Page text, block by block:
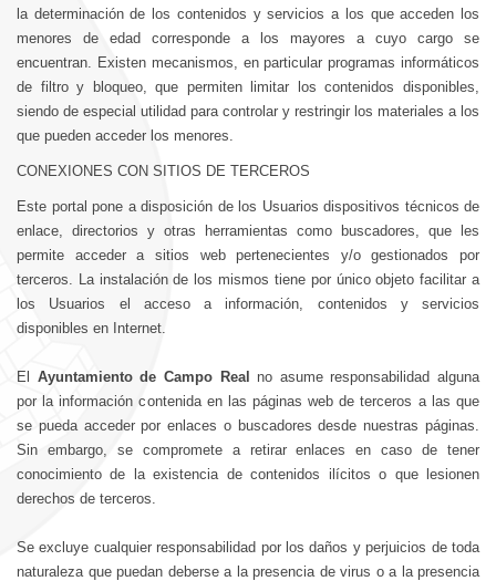
la determinación de los contenidos y servicios a los que acceden los
menores de edad corresponde a los mayores a cuyo cargo se
encuentran. Existen mecanismos, en particular programas informáticos
de filtro y bloqueo, que permiten limitar los contenidos disponibles,
siendo de especial utilidad para controlar y restringir los materiales a los
que pueden acceder los menores.
CONEXIONES CON SITIOS DE TERCEROS
Este portal pone a disposición de los Usuarios dispositivos técnicos de
enlace, directorios y otras herramientas como buscadores, que les
permite acceder a sitios web pertenecientes y/o gestionados por
terceros. La instalación de los mismos tiene por único objeto facilitar a
los Usuarios el acceso a información, contenidos y servicios
disponibles en Internet.
El Ayuntamiento de Campo Real
no asume responsabilidad alguna
por la información contenida en las páginas web de terceros a las que
se pueda acceder por enlaces o buscadores desde nuestras páginas.
Sin embargo, se compromete a retirar enlaces en caso de tener
conocimiento de la existencia de contenidos ilícitos o que lesionen
derechos de terceros.
Se excluye cualquier responsabilidad por los daños y perjuicios de toda
naturaleza que puedan deberse a la presencia de virus o a la presencia